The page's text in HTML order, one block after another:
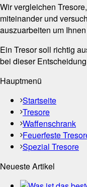
Wir vergleichen
miteinander und
auszuarbeiten um
Ein Tresor soll richtig
bei dieser
Hauptmenü
Startseite
Tresore
Waffenschrank
Feuerfeste
Spezial Tresore
Neueste Artikel